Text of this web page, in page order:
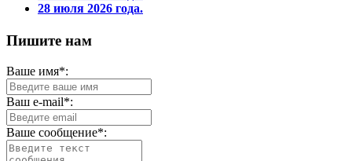
28 июля 2026 года.
Пишите нам
Ваше имя*:
Ваш e-mail*:
Ваше сообщение*: